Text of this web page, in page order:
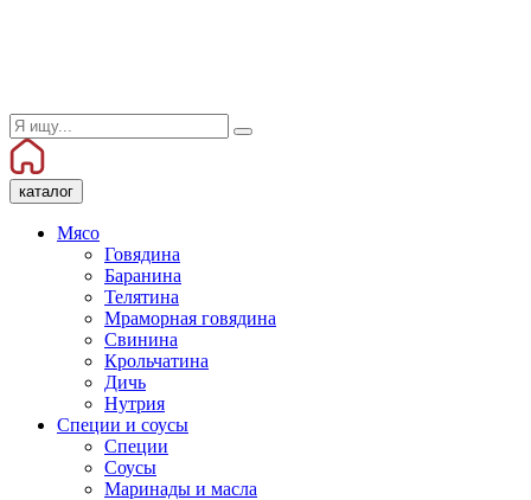
каталог
Мясо
Говядина
Баранина
Телятина
Мраморная говядина
Свинина
Крольчатина
Дичь
Нутрия
Специи и соусы
Специи
Соусы
Маринады и масла